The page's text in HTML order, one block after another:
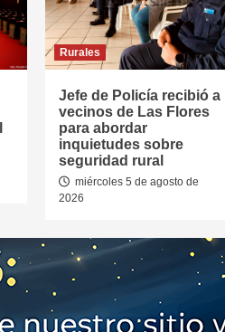
Rurales
Jefe de Policía recibió a
vecinos de Las Flores
para abordar
inquietudes sobre
seguridad rural
miércoles 5 de agosto de
2026